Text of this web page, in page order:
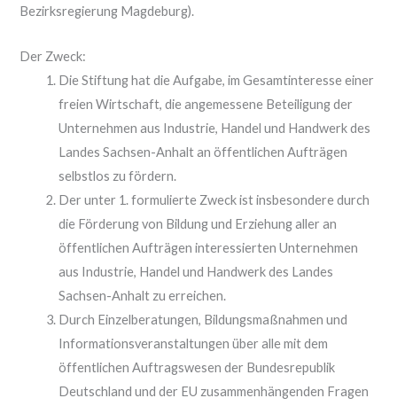
Bezirksregierung Magdeburg).
Der Zweck:
Die Stiftung hat die Aufgabe, im Gesamtinteresse einer
freien Wirtschaft, die angemessene Beteiligung der
Unternehmen aus Industrie, Handel und Handwerk des
Landes Sachsen-Anhalt an öffentlichen Aufträgen
selbstlos zu fördern.
Der unter 1. formulierte Zweck ist insbesondere durch
die Förderung von Bildung und Erziehung aller an
öffentlichen Aufträgen interessierten Unternehmen
aus Industrie, Handel und Handwerk des Landes
Sachsen-Anhalt zu erreichen.
Durch Einzelberatungen, Bildungsmaßnahmen und
Informationsveranstaltungen über alle mit dem
öffentlichen Auftragswesen der Bundesrepublik
Deutschland und der EU zusammenhängenden Fragen